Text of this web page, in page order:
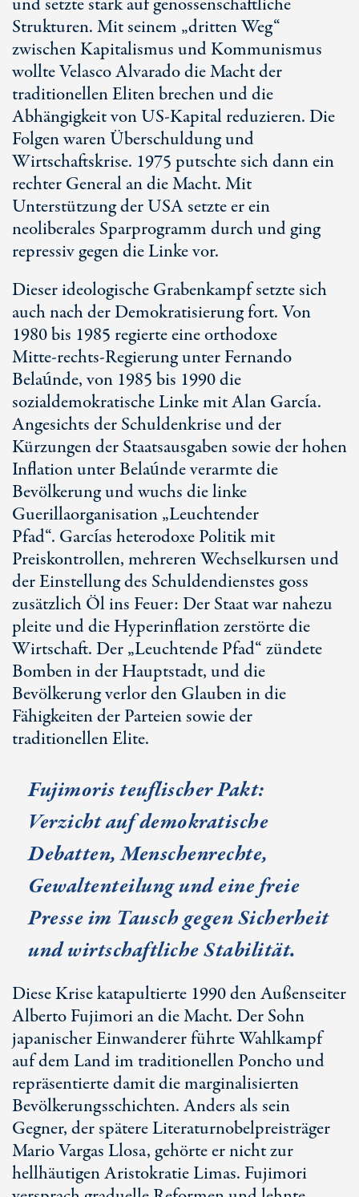
Strukturen. Mit seinem „dritten Weg“
zwischen Kapitalismus und Kommunismus
wollte Velasco Alvarado die Macht der
traditionellen Eliten brechen und die
Abhängigkeit von US-Kapital reduzieren. Die
Folgen waren Überschuldung und
Wirtschaftskrise. 1975 putschte sich dann ein
rechter General an die Macht. Mit
Unterstützung der USA setzte er ein
neoliberales Sparprogramm durch und ging
repressiv gegen die Linke vor.
Dieser ideologische Grabenkampf setzte sich
auch nach der Demokratisierung fort. Von
1980 bis 1985 regierte eine orthodoxe
Mitte-rechts-Regierung unter Fernando
Belaúnde, von 1985 bis 1990 die
sozialdemokratische Linke mit Alan García.
Angesichts der Schuldenkrise und der
Kürzungen der Staatsausgaben sowie der hohen
Inflation unter Belaúnde verarmte die
Bevölkerung und wuchs die linke
Guerillaorganisation „Leuchtender
Pfad“. Garcías heterodoxe Politik mit
Preiskontrollen, mehreren Wechselkursen und
der Einstellung des Schuldendienstes goss
zusätzlich Öl ins Feuer: Der Staat war nahezu
pleite und die Hyperinflation zerstörte die
Wirtschaft. Der „Leuchtende Pfad“ zündete
Bomben in der Hauptstadt, und die
Bevölkerung verlor den Glauben in die
Fähigkeiten der Parteien sowie der
traditionellen Elite.
Fujimoris teuflischer Pakt:
Verzicht auf demokratische
Debatten, Menschenrechte,
Gewaltenteilung und eine freie
Presse im Tausch gegen Sicherheit
und wirtschaftliche Stabilität.
Diese Krise katapultierte 1990 den Außenseiter
Alberto Fujimori an die Macht. Der Sohn
japanischer Einwanderer führte Wahlkampf
auf dem Land im traditionellen Poncho und
repräsentierte damit die marginalisierten
Bevölkerungsschichten. Anders als sein
Gegner, der spätere Literaturnobelpreisträger
Mario Vargas Llosa, gehörte er nicht zur
hellhäutigen Aristokratie Limas. Fujimori